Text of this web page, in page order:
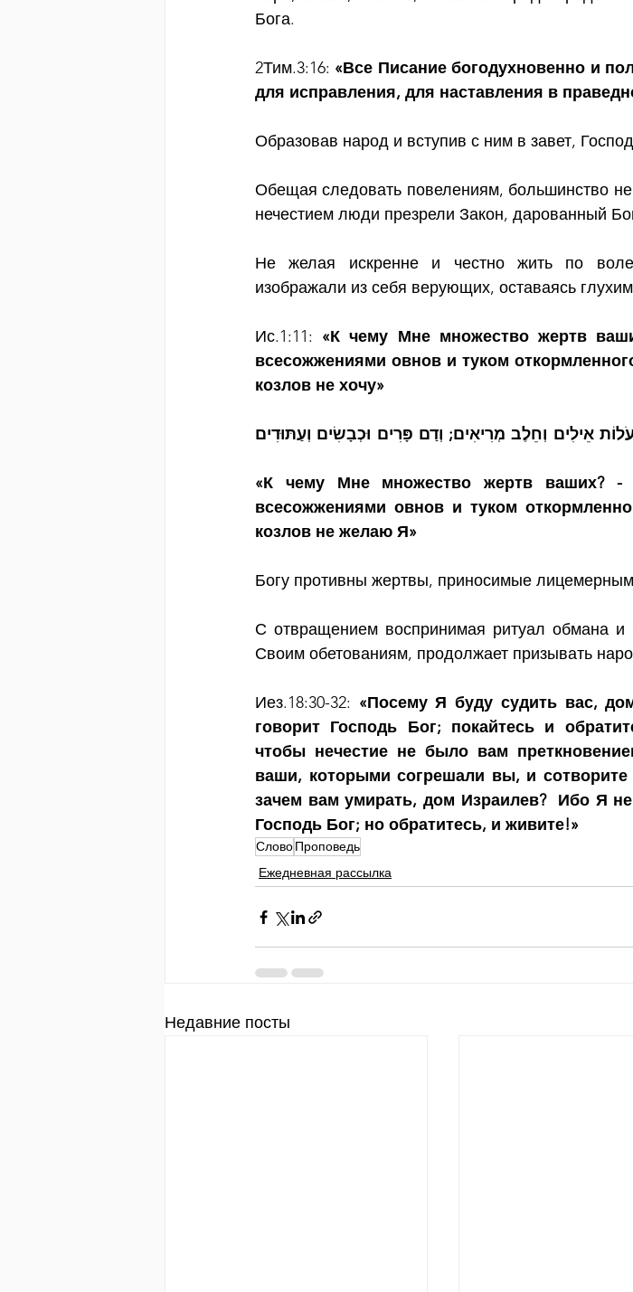
Бога.
2Тим.3:16: «Все Писание богодухновенно и
для исправления, для наставления в
Образовав народ и вступив с ним в завет,
Обещая следовать повелениям, большинство
нечестием люди презрели Закон, дарованный
Не желая искренне и честно жить по воле
изображали из себя верующих, оставаясь
Ис.1:11: «К чему Мне множество жертв
всесожжениями овнов и туком
козлов не хочу»
«К чему Мне множество жертв ваших?
всесожжениями овнов и туком
козлов не желаю Я»
Богу противны жертвы, приносимые
С отвращением воспринимая ритуал обмана и
Своим обетованиям, продолжает призывать
Иез.18:30-32: «Посему Я буду судить вас,
говорит Господь Бог; покайтесь и
чтобы нечестие не было вам
ваши, которыми согрешали вы, и
зачем вам умирать, дом Израилев?  Ибо Я
Господь Бог; но обратитесь, и живите!»
СловоПроповедь
Ежедневная рассылка
Недавние посты